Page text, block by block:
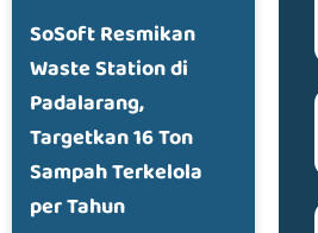
SoSoft Resmikan
Waste Station di
Padalarang,
Targetkan 16 Ton
Sampah Terkelola
per Tahun